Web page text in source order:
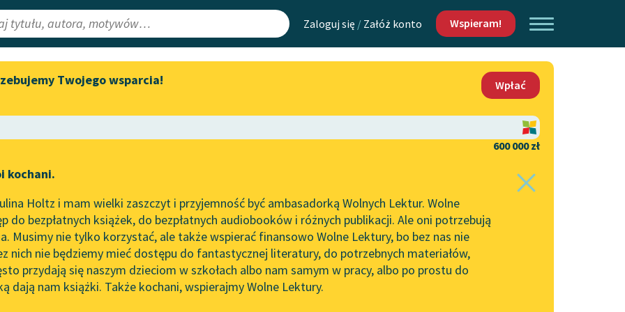
Zaloguj się / Załóż konto Wspieram!
Lektury
redakcyjne
Aktualności
Spotkanie z Katarzyną Tunkiel
do słuchania na Wolnych
Lekturach
Nowy audiobook – „Marzenie
o Oriencie” Sophie Elkan
Kolekcja Nadwyraz.com x
Wolne Lektury – idealna na
Mapa Wolnych Lektur
Leśmianator
API
OAI-PMH
Widget Wolnych Lektur
Kontakt
O projekcie
Zasady wykorzystania
Wolnych Lektur
Logotypy
Materiały promocyjne
Twojego wsparcia!
Wpłać
600 000 zł
kochani.
Holtz i mam wielki zaszczyt i przyjemność być ambasadorką Wolnych Lektur. Wolne
do bezpłatnych książek, do bezpłatnych audiobooków i różnych publikacji. Ale oni potrzebują
Musimy nie tylko korzystać, ale także wspierać finansowo Wolne Lektury, bo bez nas nie
nich nie będziemy mieć dostępu do fantastycznej literatury, do potrzebnych materiałów,
przydają się naszym dzieciom w szkołach albo nam samym w pracy, albo po prostu do
dają nam książki. Także kochani, wspierajmy Wolne Lektury.
wieku
modlitwa z zeszłego wieku